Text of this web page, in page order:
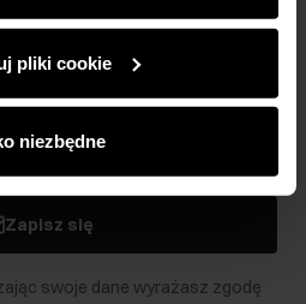
w e-sklepie. Informacje o tym,
reklamowym i
połączyć te informacje z
usług.
pliki cookie
niezbędne
i promocjami!
Zapisz się
swoje dane wyrażasz zgodę